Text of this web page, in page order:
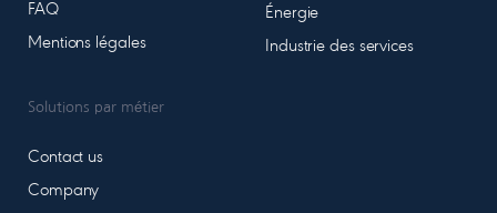
FAQ
Mentions légales
Solutions par métier
Contact us
Company
Énergie
Industrie des services